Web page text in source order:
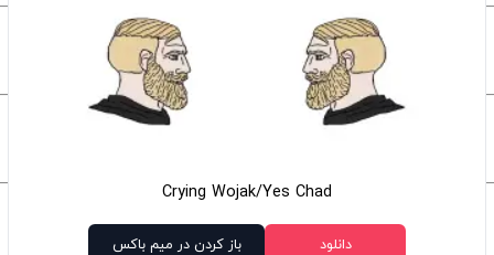
Crying Wojak/Yes Chad
دانلود باز کردن در میم باکس